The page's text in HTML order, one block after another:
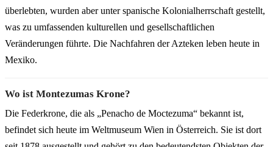
überlebten, wurden aber unter spanische Kolonialherrschaft gestellt,
was zu umfassenden kulturellen und gesellschaftlichen
Veränderungen führte. Die Nachfahren der Azteken leben heute in
Mexiko.
Wo ist Montezumas Krone?
Die Federkrone, die als „Penacho de Moctezuma“ bekannt ist,
befindet sich heute im Weltmuseum Wien in Österreich. Sie ist dort